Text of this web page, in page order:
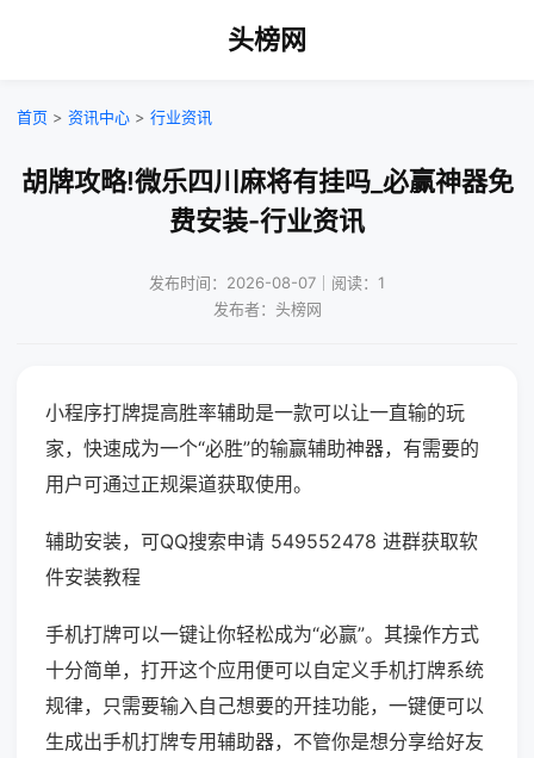
头榜网
首页 > 资讯中心 > 行业资讯
胡牌攻略!微乐四川麻将有挂吗_必赢神器免
费安装-行业资讯
发布时间：2026-08-07｜阅读：1
发布者：头榜网
小程序打牌提高胜率辅助是一款可以让一直输的玩
家，快速成为一个“必胜”的输赢辅助神器，有需要的
用户可通过正规渠道获取使用。
辅助安装，可QQ搜索申请 549552478 进群获取软
件安装教程
手机打牌可以一键让你轻松成为“必赢”。其操作方式
十分简单，打开这个应用便可以自定义手机打牌系统
规律，只需要输入自己想要的开挂功能，一键便可以
生成出手机打牌专用辅助器，不管你是想分享给好友